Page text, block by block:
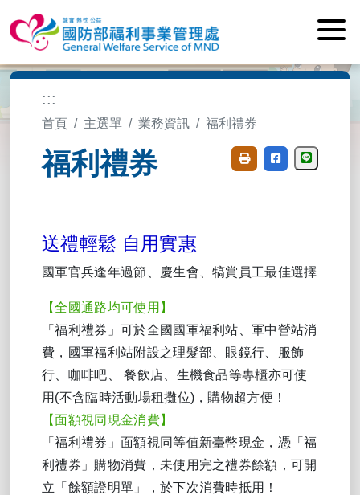
:::
首頁 主選單 業務資訊 福利禮券
福利禮券 分享至
送禮輕鬆 自用實惠
國軍官兵逢年過節、慶生會、犒賞員工最佳選擇
【全國通路均可使用】
「福利禮券」可於全國國軍福利站、軍中營站消
費，國軍福利站附設之理髮部、眼鏡行、服飾
行、咖啡吧、 餐飲店、生機食品等專櫃亦可使
用(不含臨時活動場租攤位)，購物超方便！
【面額視同現金消費】
「福利禮券」面額視同等值新臺幣現金，憑「福
利禮券」購物消費，未使用完之禮券餘額，可開
立「餘額證明單」，於下次消費時抵用！